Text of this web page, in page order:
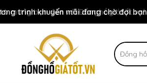
mừng bạn đến với Đồnghồgiátốt.vn!
trình khuyến mãi đang chờ đợi bạn